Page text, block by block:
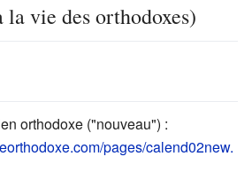
la vie des orthodoxes)
orthodoxe ("nouveau") :
pages/calend02new.